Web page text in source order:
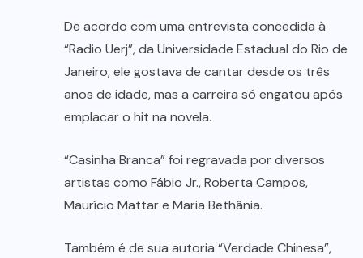
De acordo com uma entrevista concedida à
“Radio Uerj”, da Universidade Estadual do Rio de
Janeiro, ele gostava de cantar desde os três
anos de idade, mas a carreira só engatou após
emplacar o hit na novela.
“Casinha Branca” foi regravada por diversos
artistas como Fábio Jr., Roberta Campos,
Maurício Mattar e Maria Bethânia.
Também é de sua autoria “Verdade Chinesa”,